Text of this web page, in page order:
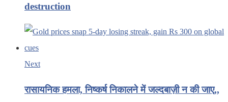
destruction
Next
रासायनिक हमला, निष्कर्ष निकालने में जल्दबाज़ी न की जाए,,